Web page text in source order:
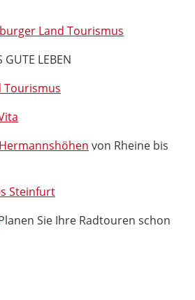
Land Tourismus
GUTE LEBEN
Tourismus
Hermannshöhen von Rheine bis
Steinfurt
Sie Ihre Radtouren schon